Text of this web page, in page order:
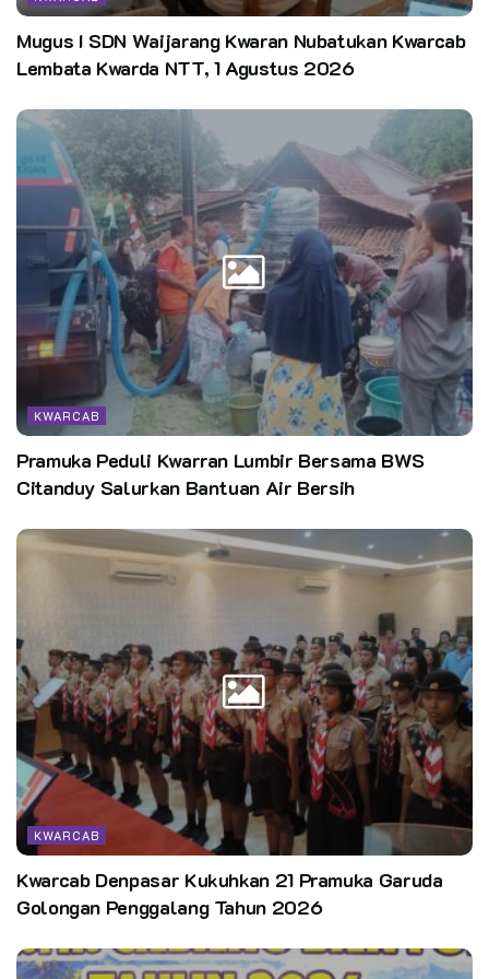
Mugus I SDN Waijarang Kwaran Nubatukan Kwarcab
Lembata Kwarda NTT, 1 Agustus 2026
KWARCAB
Pramuka Peduli Kwarran Lumbir Bersama BWS
Citanduy Salurkan Bantuan Air Bersih
KWARCAB
Kwarcab Denpasar Kukuhkan 21 Pramuka Garuda
Golongan Penggalang Tahun 2026